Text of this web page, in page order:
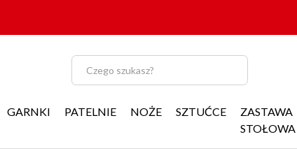
GARNKI PATELNIE NOŻE SZTUĆCE
ZASTAWA
STOŁOWA